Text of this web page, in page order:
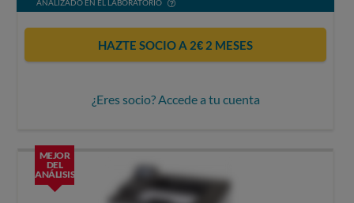
ANALIZADO EN EL LABORATORIO
HAZTE SOCIO A 2€ 2 MESES
¿Eres socio? Accede a tu cuenta
MEJOR
DEL
ANÁLISIS